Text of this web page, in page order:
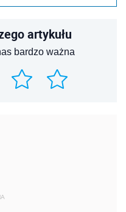
artykułu
bardzo ważna